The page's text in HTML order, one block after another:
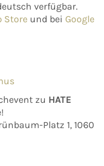
verfügbar.
Store und bei Google
zu HATE
Platz 1, 1060